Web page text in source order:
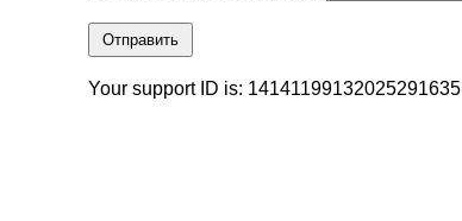
Отправить
Your support ID is: 14141199132025291635